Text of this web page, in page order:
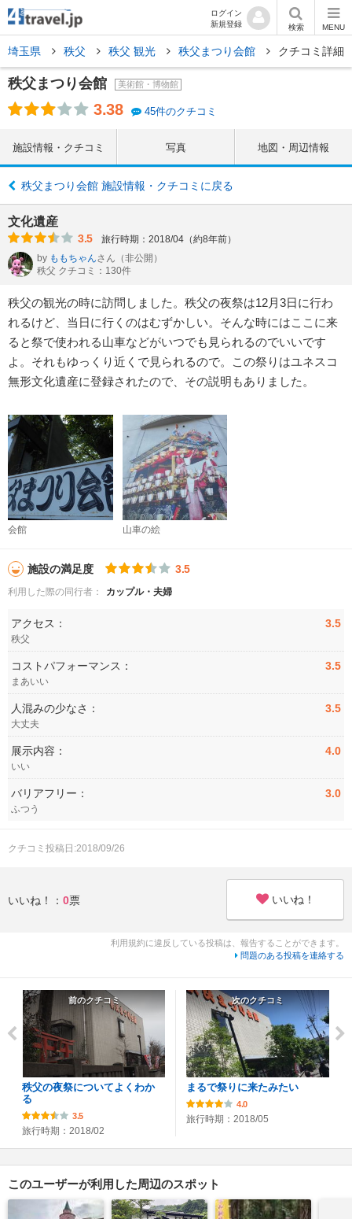
ログイン
新規登録
検索 MENU
埼玉県 秩父 秩父 観光 秩父まつり会館 クチコミ詳細
秩父まつり会館 美術館・博物館
3.38 45件のクチコミ
施設情報・クチコミ 写真 地図・周辺情報
秩父まつり会館 施設情報・クチコミに戻る
文化遺産
3.5
旅行時期：2018/04（約8年前）
by ももちゃんさん （非公開）
秩父 クチコミ：130件
秩父の観光の時に訪問しました。秩父の夜祭は12月3日に行わ
れるけど、当日に行くのはむずかしい。そんな時にはここに来
ると祭で使われる山車などがいつでも見られるのでいいです
よ。それもゆっくり近くで見られるので。この祭りはユネスコ
無形文化遺産に登録されたので、その説明もありました。
会館 山車の絵
施設の満足度 3.5
利用した際の同行者： カップル・夫婦
アクセス： 3.5
秩父
コストパフォーマンス： 3.5
まあいい
人混みの少なさ： 3.5
大丈夫
展示内容： 4.0
いい
バリアフリー： 3.0
ふつう
クチコミ投稿日:2018/09/26
いいね！： 0票 いいね！
利用規約に違反している投稿は、報告することができます。
問題のある投稿を連絡する
前のクチコミ
秩父の夜祭についてよくわか
る
3.5
旅行時期：2018/02
次のクチコミ
まるで祭りに来たみたい
4.0
旅行時期：2018/05
このユーザーが利用した周辺のスポット